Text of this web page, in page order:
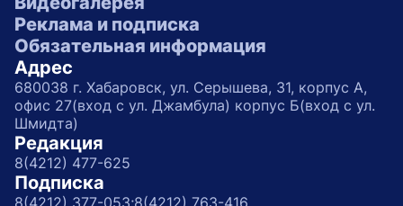
Реклама и подписка
Обязательная информация
Адрес
680038 г. Хабаровск, ул. Серышева, 31, корпус А,
офис 27(вход с ул. Джамбула) корпус Б(вход с ул.
Шмидта)
Редакция
8(4212) 477-625
Подписка
8(4212) 377-053;8(4212) 763-416